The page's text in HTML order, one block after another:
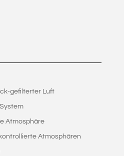
gefilterter Luft
Atmosphäre
Atmosphären